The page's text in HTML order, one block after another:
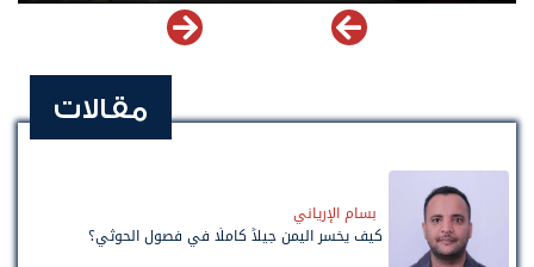
مقالات
بسام الإرياني
كيف يخسر اليمن جيلاً كاملًا في فصول الحوثي؟